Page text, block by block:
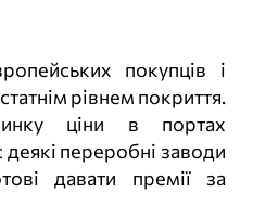
покупців і
рівнем покриття.
ціни в портах
переробні заводи
давати премії за